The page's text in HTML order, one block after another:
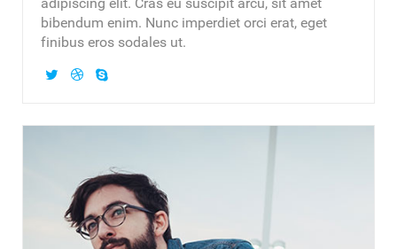
bibendum enim. Nunc imperdiet orci erat, eget
finibus eros sodales ut.